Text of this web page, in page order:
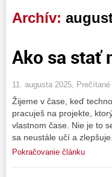
Archív:
Ako sa stať
11. augusta 2025, Prečítané
Žijeme v čase, keď
pracuješ na projekte,
vlastnom čase. Nie je to
sa neustále učí a
Pokračovanie článku